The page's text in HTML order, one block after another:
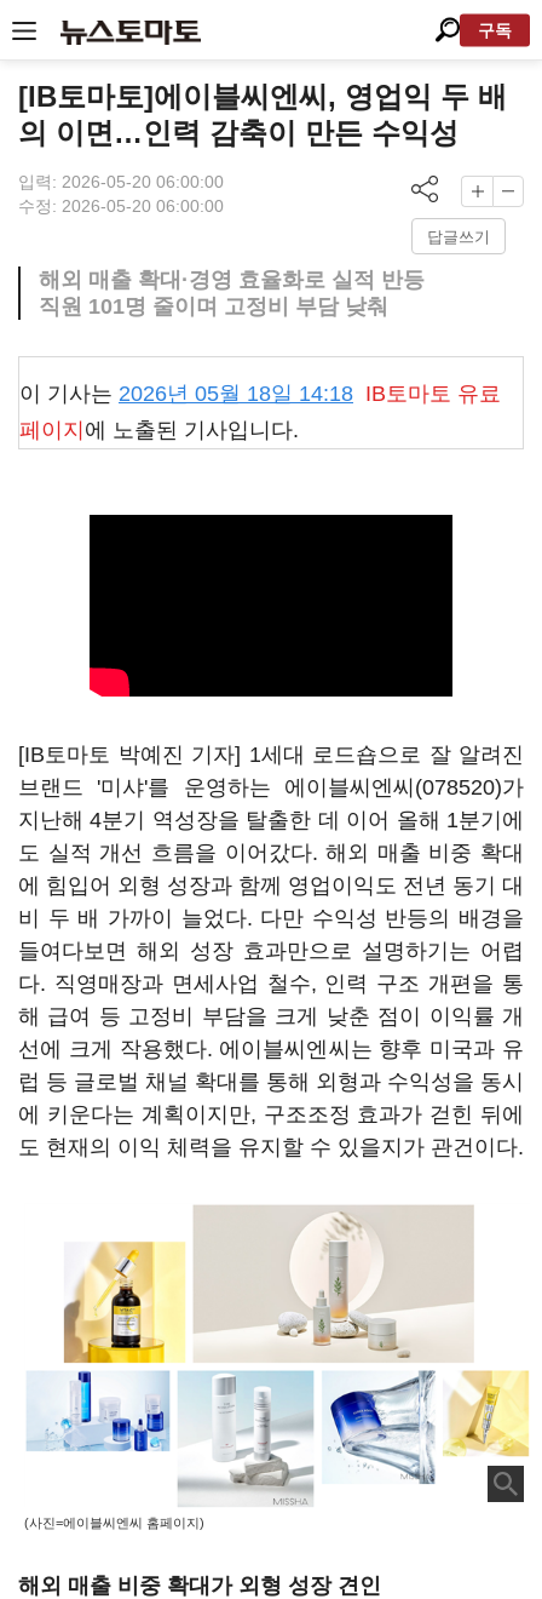
구독
[IB토마토]에이블씨엔씨, 영업익 두 배
의 이면…인력 감축이 만든 수익성
입력: 2026-05-20 06:00:00
수정: 2026-05-20 06:00:00
답글쓰기
해외 매출 확대·경영 효율화로 실적 반등
직원 101명 줄이며 고정비 부담 낮춰
이 기사는 2026년 05월 18일 14:18 IB토마토 유료
페이지 에 노출된 기사입니다.
[IB토마토 박예진 기자] 1세대 로드숍으로 잘 알려진
브랜드 '미샤'를 운영하는 에이블씨엔씨(078520)가
지난해 4분기 역성장을 탈출한 데 이어 올해 1분기에
도 실적 개선 흐름을 이어갔다. 해외 매출 비중 확대
에 힘입어 외형 성장과 함께 영업이익도 전년 동기 대
비 두 배 가까이 늘었다. 다만 수익성 반등의 배경을
들여다보면 해외 성장 효과만으로 설명하기는 어렵
다. 직영매장과 면세사업 철수, 인력 구조 개편을 통
해 급여 등 고정비 부담을 크게 낮춘 점이 이익률 개
선에 크게 작용했다. 에이블씨엔씨는 향후 미국과 유
럽 등 글로벌 채널 확대를 통해 외형과 수익성을 동시
에 키운다는 계획이지만, 구조조정 효과가 걷힌 뒤에
도 현재의 이익 체력을 유지할 수 있을지가 관건이다.
(사진=에이블씨엔씨 홈페이지)
해외 매출 비중 확대가 외형 성장 견인